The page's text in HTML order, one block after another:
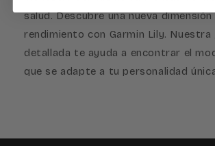
salud. Descubre una nueva
rendimiento con Garmin Lily. Nuestra
detallada te ayuda a encontrar el
que se adapte a tu personalidad